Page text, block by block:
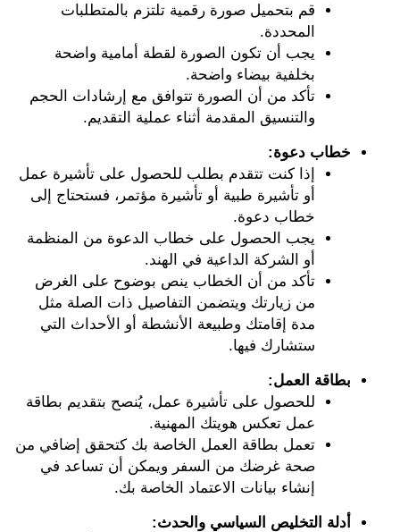
قم بتحميل صورة رقمية تلتزم بالمتطلبات
المحددة.
يجب أن تكون الصورة لقطة أمامية واضحة
بخلفية بيضاء واضحة.
تأكد من أن الصورة تتوافق مع إرشادات الحجم
والتنسيق المقدمة أثناء عملية التقديم.
خطاب دعوة:
إذا كنت تتقدم بطلب للحصول على تأشيرة عمل
أو تأشيرة طبية أو تأشيرة مؤتمر، فستحتاج إلى
خطاب دعوة.
يجب الحصول على خطاب الدعوة من المنظمة
أو الشركة الداعية في الهند.
تأكد من أن الخطاب ينص بوضوح على الغرض
من زيارتك ويتضمن التفاصيل ذات الصلة مثل
مدة إقامتك وطبيعة الأنشطة أو الأحداث التي
ستشارك فيها.
بطاقة العمل:
للحصول على تأشيرة عمل، يُنصح بتقديم بطاقة
عمل تعكس هويتك المهنية.
تعمل بطاقة العمل الخاصة بك كتحقق إضافي من
صحة غرضك من السفر ويمكن أن تساعد في
إنشاء بيانات الاعتماد الخاصة بك.
أدلة التخليص السياسي والحدث: